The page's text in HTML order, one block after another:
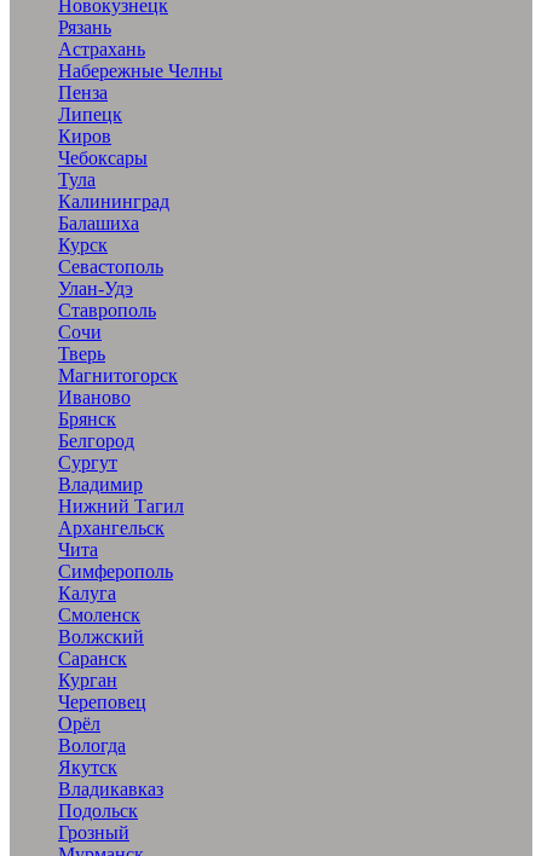
Новокузнецк
Рязань
Астрахань
Набережные Челны
Пенза
Липецк
Киров
Чебоксары
Тула
Калининград
Балашиха
Курск
Севастополь
Улан-Удэ
Ставрополь
Сочи
Тверь
Магнитогорск
Иваново
Брянск
Белгород
Сургут
Владимир
Нижний Тагил
Архангельск
Чита
Симферополь
Калуга
Смоленск
Волжский
Саранск
Курган
Череповец
Орёл
Вологда
Якутск
Владикавказ
Подольск
Грозный